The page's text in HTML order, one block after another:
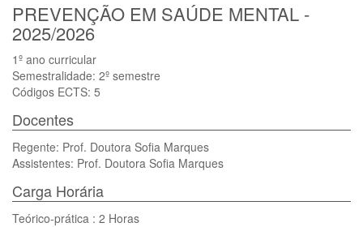
PREVENÇÃO EM SAÚDE MENTAL -
2025/2026
1º ano curricular
Semestralidade: 2º semestre
Códigos ECTS: 5
Docentes
Regente: Prof. Doutora Sofia Marques
Assistentes: Prof. Doutora Sofia Marques
Carga Horária
Teórico-prática : 2 Horas